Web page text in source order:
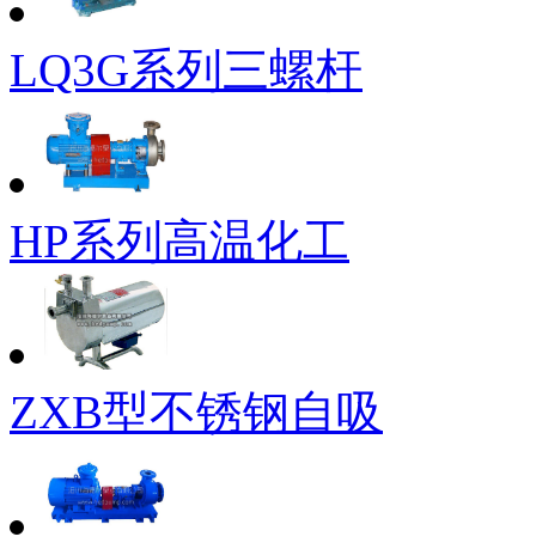
LQ3G系列三螺杆
HP系列高温化工
ZXB型不锈钢自吸